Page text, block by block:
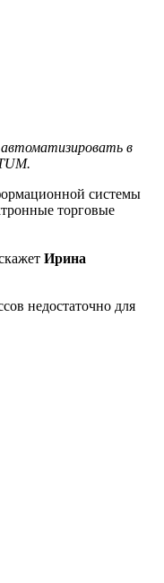
в
системы
торговые
Ирина
недостаточно для